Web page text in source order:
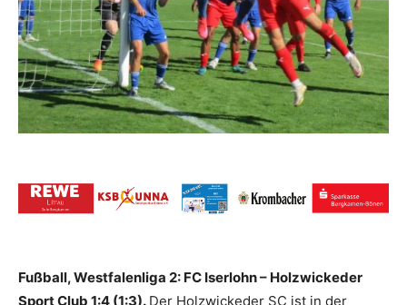
Fußball, Westfalenliga 2: FC Iserlohn – Holzwickeder
Sport Club 1:4 (1:3). Der Holzwickeder SC ist in der